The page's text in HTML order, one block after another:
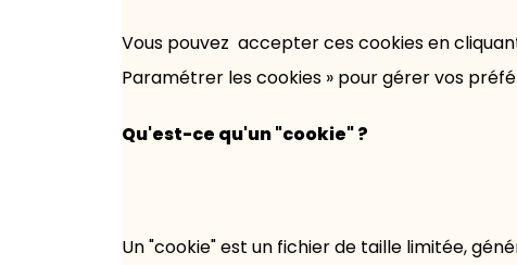
Vous pouvez accepter ces cookies en
Paramétrer les cookies » pour gérer vos
Qu'est-ce qu'un "cookie" ?
Un "cookie" est un fichier de taille limitée,